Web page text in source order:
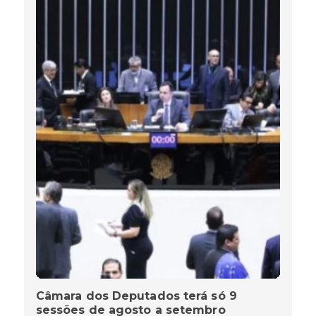
Câmara dos Deputados terá só 9
sessões de agosto a setembro